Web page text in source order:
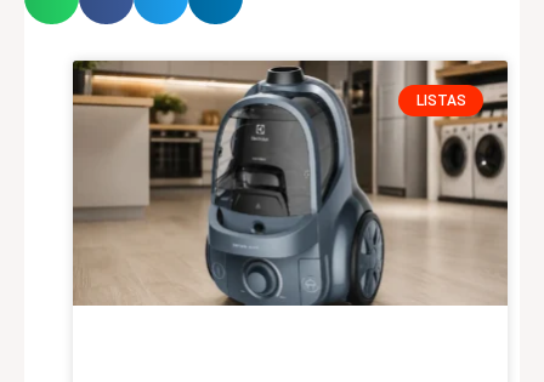
LISTAS